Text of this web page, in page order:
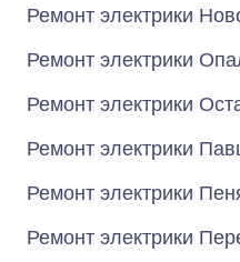
Ремонт электрики
Ремонт электрики
Ремонт электрики
Ремонт электрики
Ремонт электрики
Ремонт электрики